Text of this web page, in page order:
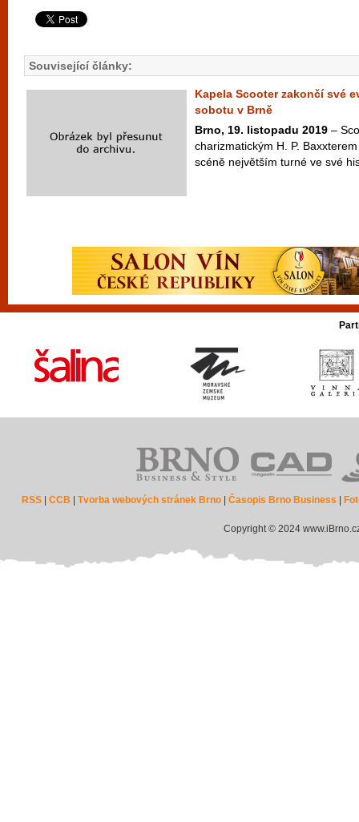
Související články:
Kapela Scooter zakončí své
sobotu v Brně
Brno, 19. listopadu 2019 –
charizmatickým H. P.
scéně největším turné ve své
RSS |CCB |Tvorba webových stránek Brno |Časopis Brno Business
Copyright © 2024